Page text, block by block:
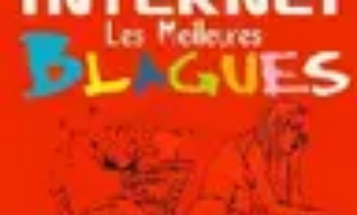
Fibre Internet Maison
Optimisation
ÉquipementAvantages de la
fibreTendances Comprendre la Fibre
Fibre Internet Maison